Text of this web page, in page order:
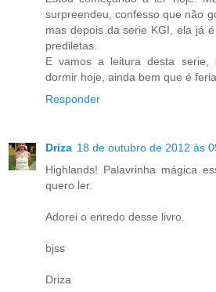
surpreendeu, confesso que não
mas depois da serie KGI, ela já
prediletas.
E vamos a leitura desta serie,
dormir hoje, ainda bem que é
Responder
Driza 18 de outubro de 2012 às
Highlands! Palavrinha mágica
quero ler.
Adorei o enredo desse livro.
bjss
Driza